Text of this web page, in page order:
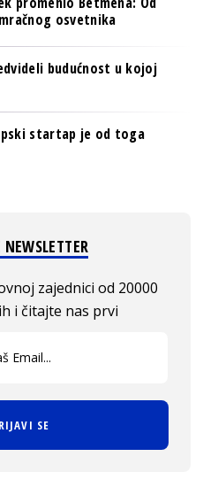
osvetnika
budućnost u kojoj
startap je od toga
zajednici od 20000
i čitajte nas prvi
SE